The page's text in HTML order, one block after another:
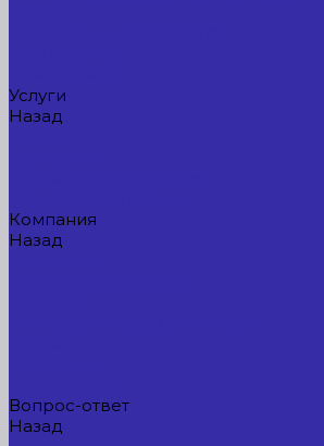
Услуги
Назад
Компания
Назад
Вопрос-ответ
Назад